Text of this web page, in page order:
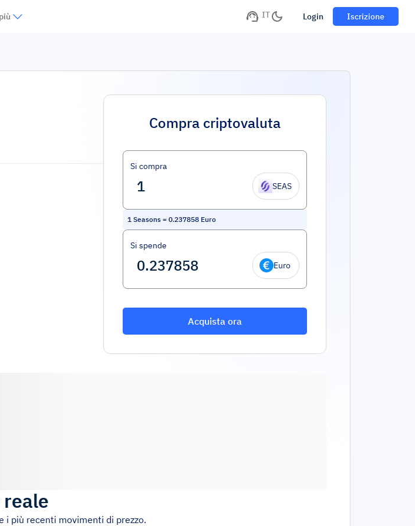
IT Login Iscrizione
Compra criptovaluta
Si compra
SEAS
1 Seasons = 0.237858 Euro
Si spende
Euro
Acquista ora
i più recenti movimenti di prezzo.